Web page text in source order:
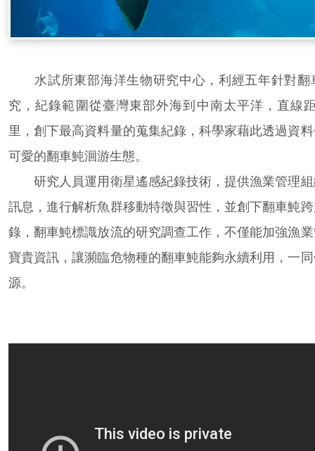
水試所東部海洋生物研究中心，利經五年針對翻
究，紀錄範圍從臺灣東部外海到中南太平洋，直線
里，創下最高資料量的蒐集紀錄，科學家藉此透過資
可愛的翻車魨洄游生態。
研究人員運用衛星遙感紀錄技術，提供漁業管理組
訊息，進行解析魚群移動特徵與習性，並創下翻車魨
錄，翻車魨標識放流的研究調查工作，不僅能加強漁
寶貴資訊，讓瀕臨危物種的翻車魨能夠永續利用，一
源。